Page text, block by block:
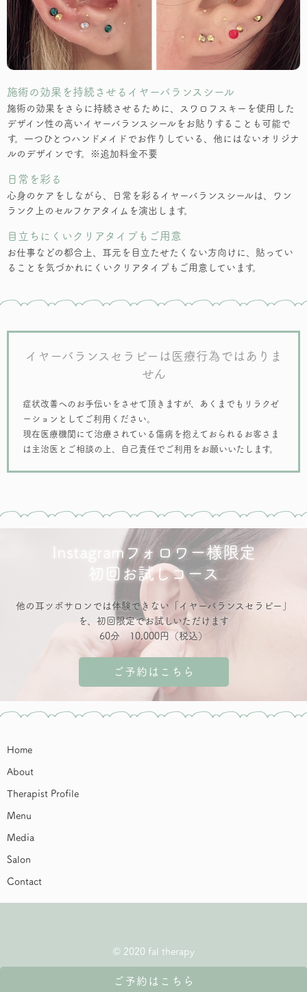
ご予約はこちら
施術の効果を持続させるイヤーバランスシール
施術の効果をさらに持続させるために、スワロフスキーを使用した
デザイン性の高いイヤーバランスシールをお貼りすることも可能で
す。一つひとつハンドメイドでお作りしている、他にはないオリジナ
ルのデザインです。※追加料金不要
日常を彩る
心身のケアをしながら、日常を彩るイヤーバランスシールは、ワン
ランク上のセルフケアタイムを演出します。
目立ちにくいクリアタイプもご用意
お仕事などの都合上、耳元を目立たせたくない方向けに、貼ってい
ることを気づかれにくいクリアタイプもご用意しています。
イヤーバランスセラピーは医療行為ではありま
せん
症状改善へのお手伝いをさせて頂きますが、あくまでもリラクゼ
ーションとしてご利用ください。
現在医療機関にて治療されている傷病を抱えておられるお客さま
は主治医とご相談の上、自己責任でご利用をお願いいたします。
Instagramフォロワー様限定
初回お試しコース
他の耳ツボサロンでは体験できない「イヤーバランスセラピー」
を、初回限定でお試しいただけます
60分 10,000円（税込）
ご予約はこちら
Home
About
Therapist Profile
Menu
Media
Salon
Contact
© 2020 fal therapy